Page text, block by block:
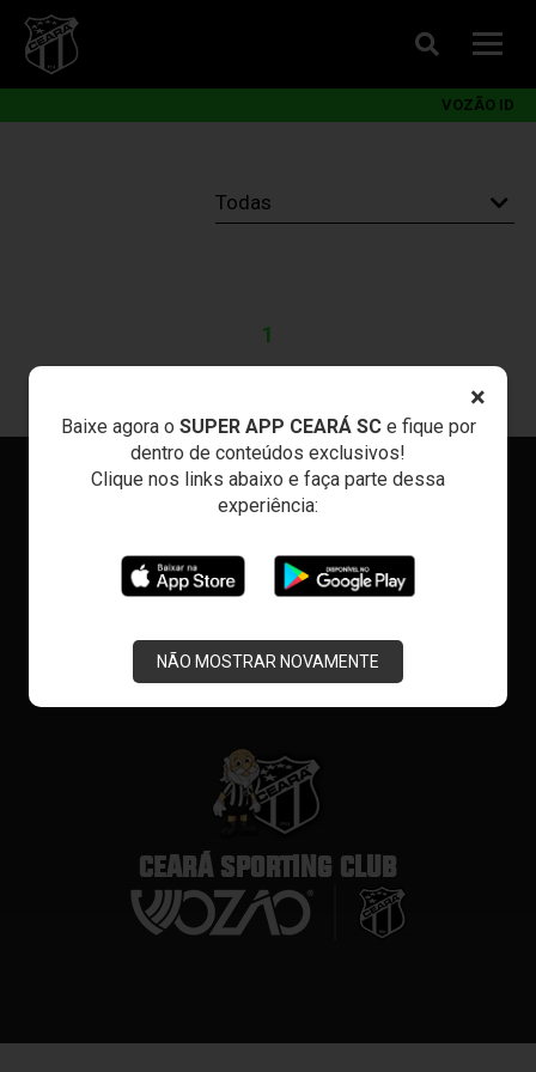
×
Baixe agora o SUPER APP CEARÁ SCe fique por
dentro de conteúdos exclusivos!
Clique nos links abaixo e faça parte dessa
experiência:
NÃO MOSTRAR NOVAMENTE
VOZÃO ID
1
CEARÁ SPORTING CLUB